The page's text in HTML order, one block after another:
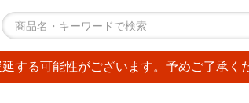
する可能性がございます。予めご了承く